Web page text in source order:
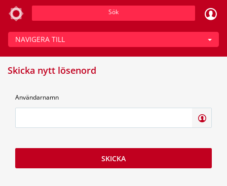
Sök
NAVIGERA TILL
Skicka nytt lösenord
Användarnamn
SKICKA